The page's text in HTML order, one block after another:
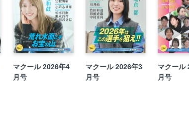
編集長渡辺の賛否両論
GI・GIIレース展望
24場DATA LABORATORY
全国優勝戦結果
読者プレゼント
マクール 2026年4
月号
マクール 2026年3
月号
マクール
月号